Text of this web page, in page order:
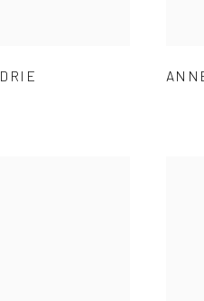
DRIE